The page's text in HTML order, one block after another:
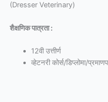
(Dresser Veterinary)
शैक्षणिक पात्रता :
12वी उत्तीर्ण
व्हेटनरी कोर्स/डिप्लोमा/